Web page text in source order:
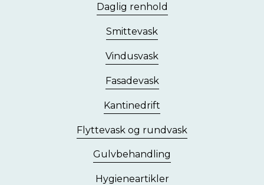
Daglig renhold
Smittevask
Vindusvask
Fasadevask
Kantinedrift
Flyttevask og rundvask
Gulvbehandling
Hygieneartikler